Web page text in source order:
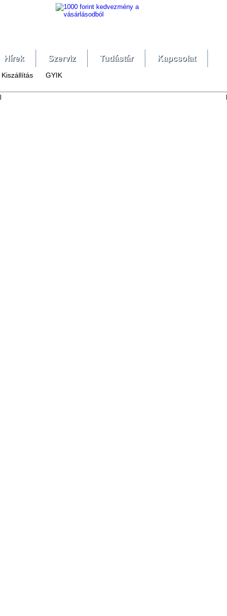
Hírek Szerviz Tudástár Kapcsolat
Kiszállítás GYIK